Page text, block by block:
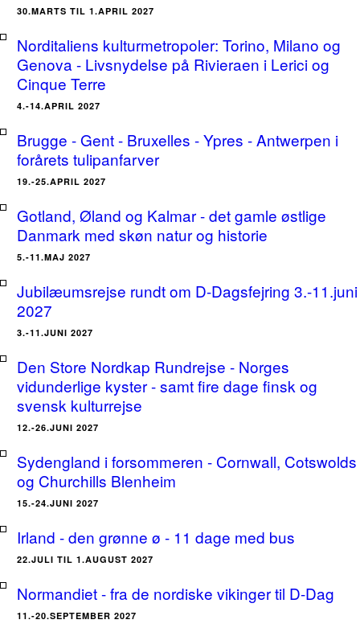
30.MARTS TIL 1.APRIL 2027
Norditaliens kulturmetropoler: Torino, Milano og
Genova - Livsnydelse på Rivieraen i Lerici og
Cinque Terre
4.-14.APRIL 2027
Brugge - Gent - Bruxelles - Ypres - Antwerpen i
forårets tulipanfarver
19.-25.APRIL 2027
Gotland, Øland og Kalmar - det gamle østlige
Danmark med skøn natur og historie
5.-11.MAJ 2027
Jubilæumsrejse rundt om D-Dagsfejring 3.-11.juni
2027
3.-11.JUNI 2027
Den Store Nordkap Rundrejse - Norges
vidunderlige kyster - samt fire dage finsk og
svensk kulturrejse
12.-26.JUNI 2027
Sydengland i forsommeren - Cornwall, Cotswolds
og Churchills Blenheim
15.-24.JUNI 2027
Irland - den grønne ø - 11 dage med bus
22.JULI TIL 1.AUGUST 2027
Normandiet - fra de nordiske vikinger til D-Dag
11.-20.SEPTEMBER 2027